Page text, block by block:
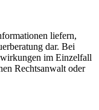
liefern,
dar. Bei
im Einzelfall
Rechtsanwalt oder